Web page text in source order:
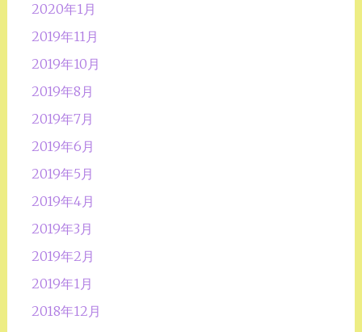
2020年1月
2019年11月
2019年10月
2019年8月
2019年7月
2019年6月
2019年5月
2019年4月
2019年3月
2019年2月
2019年1月
2018年12月